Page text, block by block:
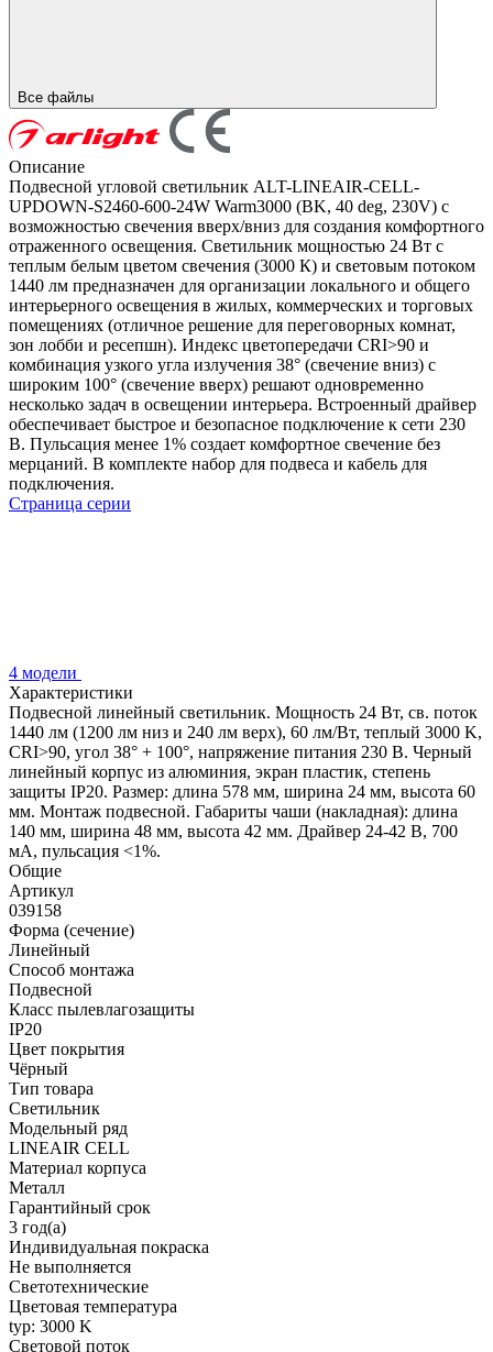
Все файлы
Описание
Подвесной угловой светильник ALT-LINEAIR-CELL-
UPDOWN-S2460-600-24W Warm3000 (BK, 40 deg, 230V) с
возможностью свечения вверх/вниз для создания комфортного
отраженного освещения. Светильник мощностью 24 Вт с
теплым белым цветом свечения (3000 К) и световым потоком
1440 лм предназначен для организации локального и общего
интерьерного освещения в жилых, коммерческих и торговых
помещениях (отличное решение для переговорных комнат,
зон лобби и ресепшн). Индекс цветопередачи CRI>90 и
комбинация узкого угла излучения 38° (свечение вниз) с
широким 100° (свечение вверх) решают одновременно
несколько задач в освещении интерьера. Встроенный драйвер
обеспечивает быстрое и безопасное подключение к сети 230
В. Пульсация менее 1% создает комфортное свечение без
мерцаний. В комплекте набор для подвеса и кабель для
подключения.
Страница серии
4 модели
Характеристики
Подвесной линейный светильник. Мощность 24 Вт, св. поток
1440 лм (1200 лм низ и 240 лм верх), 60 лм/Вт, теплый 3000 K,
CRI>90, угол 38° + 100°, напряжение питания 230 В. Черный
линейный корпус из алюминия, экран пластик, степень
защиты IP20. Размер: длина 578 мм, ширина 24 мм, высота 60
мм. Монтаж подвесной. Габариты чаши (накладная): длина
140 мм, ширина 48 мм, высота 42 мм. Драйвер 24-42 В, 700
мА, пульсация <1%.
Общие
Артикул
039158
Форма (сечение)
Линейный
Способ монтажа
Подвесной
Класс пылевлагозащиты
IP20
Цвет покрытия
Чёрный
Тип товара
Светильник
Модельный ряд
LINEAIR CELL
Материал корпуса
Металл
Гарантийный срок
3 год(а)
Индивидуальная покраска
Не выполняется
Светотехнические
Цветовая температура
typ: 3000 K
Световой поток